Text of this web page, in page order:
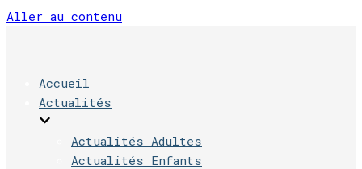
Aller au contenu
Accueil
Actualités
Actualités Adultes
Actualités Enfants